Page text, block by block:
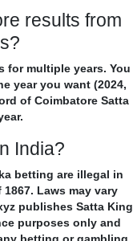
results from
for multiple years. You
year you want (2024,
of Coimbatore Satta
India?
betting are illegal in
Laws may vary
publishes Satta King
purposes only and